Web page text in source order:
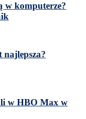
w komputerze?
w HBO Max w